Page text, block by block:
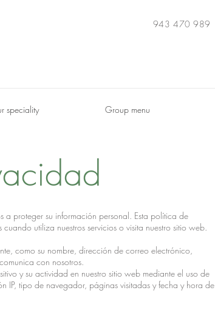
943 470 989
speciality Group menu
a proteger su información personal. Esta política de
utiliza nuestros servicios o visita nuestro sitio web.
como su nombre, dirección de correo electrónico,
con nosotros.
y su actividad en nuestro sitio web mediante el uso de
IP, tipo de navegador, páginas visitadas y fecha y hora de